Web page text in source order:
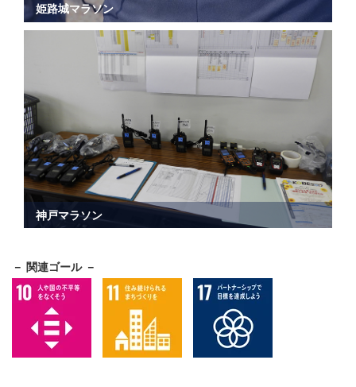
姫路城マラソン
神戸マラソン
－ 関連ゴール －